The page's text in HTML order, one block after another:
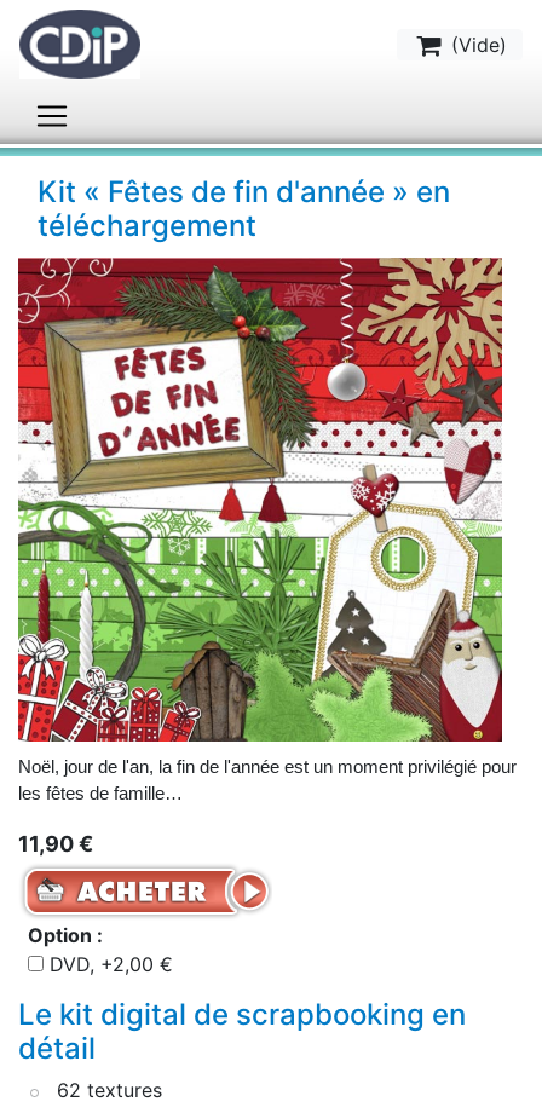
(Vide)
Kit « Fêtes de fin d'année » en
téléchargement
Noël, jour de l'an, la fin de l'année est un moment privilégié pour
les fêtes de famille…
11,90 €
Option :
DVD, +2,00 €
Le kit digital de scrapbooking en
détail
62 textures